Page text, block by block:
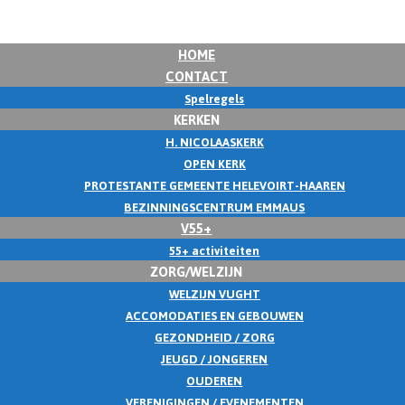
HOME
CONTACT
Spelregels
KERKEN
H. NICOLAASKERK
OPEN KERK
PROTESTANTE GEMEENTE HELEVOIRT-HAAREN
BEZINNINGSCENTRUM EMMAUS
V55+
55+ activiteiten
ZORG/WELZIJN
WELZIJN VUGHT
ACCOMODATIES EN GEBOUWEN
GEZONDHEID / ZORG
JEUGD / JONGEREN
OUDEREN